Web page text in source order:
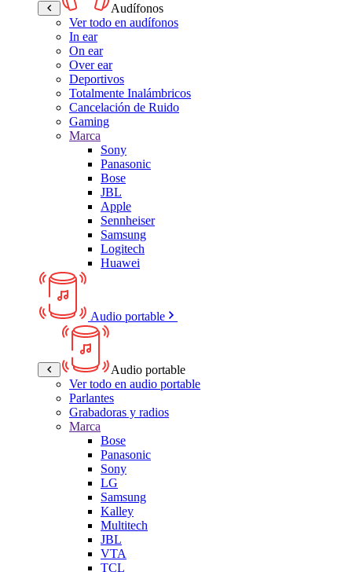
Audífonos
Ver todo en audífonos
In ear
On ear
Over ear
Deportivos
Totalmente Inalámbricos
Cancelación de Ruido
Gaming
Marca
Sony
Panasonic
Bose
JBL
Apple
Sennheiser
Samsung
Logitech
Huawei
Audio portable
Audio portable
Ver todo en audio portable
Parlantes
Grabadoras y radios
Marca
Bose
Panasonic
Sony
LG
Samsung
Kalley
Multitech
JBL
VTA
TCL